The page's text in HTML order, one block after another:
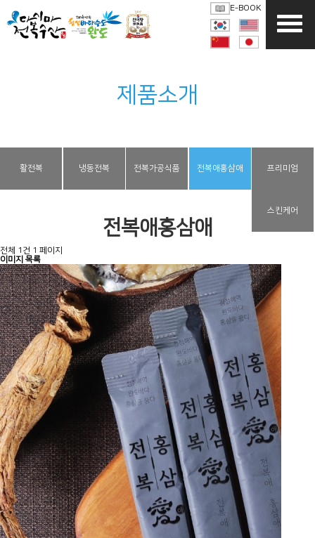
E-BOOK
제품소개
활전복 냉동전복 전복가공식품 전복애홍삼애 프리미엄
스킨케어
전복애홍삼애
전체 1건 1 페이지
이미지 목록